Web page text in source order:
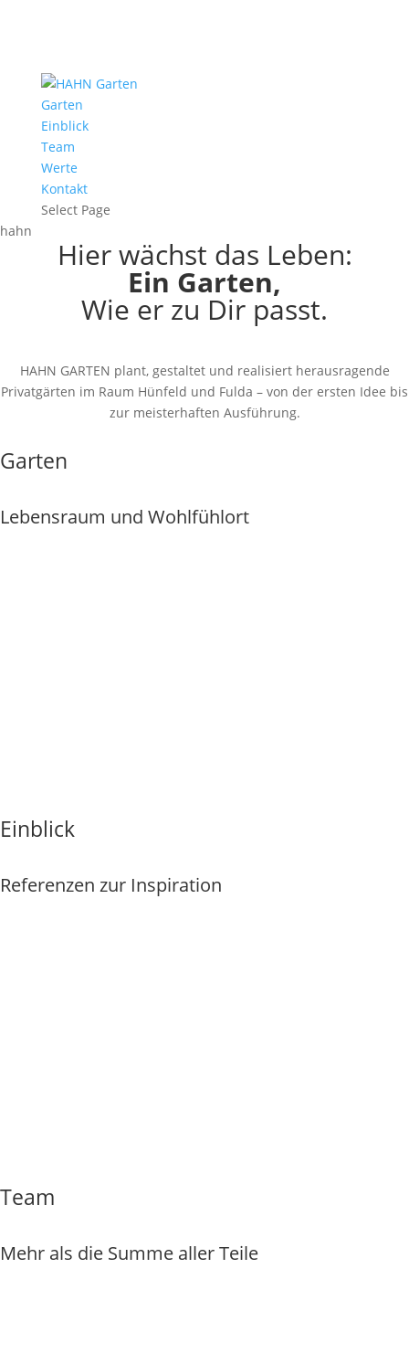
Garten
Einblick
Team
Werte
Kontakt
Select Page
hahn
Hier wächst das Leben:
Ein Garten,
Wie er zu Dir passt.
HAHN GARTEN plant, gestaltet und realisiert herausragende
Privatgärten im Raum Hünfeld und Fulda – von der ersten Idee bis
zur meisterhaften Ausführung.
Garten
Lebensraum und Wohlfühlort
Einblick
Referenzen zur Inspiration
Team
Mehr als die Summe aller Teile